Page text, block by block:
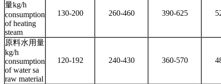
量kg/h
consumption
of heating
steam
130-200 260-460 390-625
原料水用量
kg/h
consumption
of water sa
raw material
120-192 240-430 360-570